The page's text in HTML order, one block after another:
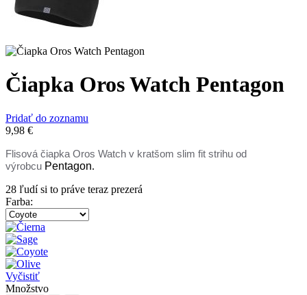
Čiapka Oros Watch Pentagon
Pridať do zoznamu
9,98 €
Flisová čiapka Oros Watch v kratšom slim fit strihu od
výrobcu Pentagon.
28 ľudí si to práve teraz prezerá
Farba:
Vyčistiť
Množstvo